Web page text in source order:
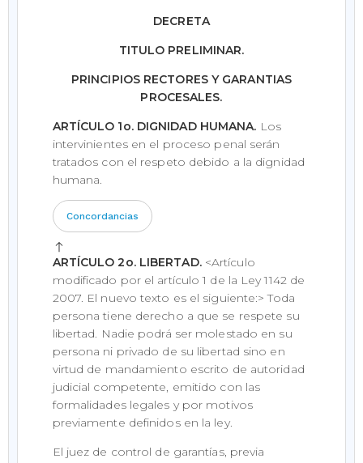
DECRETA
TITULO PRELIMINAR.
PRINCIPIOS RECTORES Y GARANTIAS
PROCESALES.
ARTÍCULO 1o. DIGNIDAD HUMANA. Los
intervinientes en el proceso penal serán
tratados con el respeto debido a la dignidad
humana.
Concordancias
ARTÍCULO 2o. LIBERTAD.<Artículo
modificado por el artículo 1 de la Ley 1142 de
2007. El nuevo texto es el siguiente:> Toda
persona tiene derecho a que se respete su
libertad. Nadie podrá ser molestado en su
persona ni privado de su libertad sino en
virtud de mandamiento escrito de autoridad
judicial competente, emitido con las
formalidades legales y por motivos
previamente definidos en la ley.
El juez de control de garantías, previa